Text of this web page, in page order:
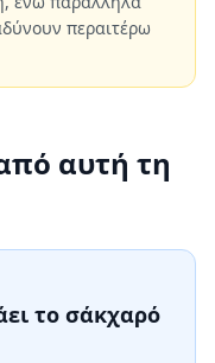
περαιτέρω
αυτή τη
το σάκχαρό